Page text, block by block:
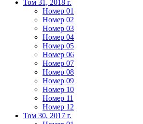
Том 31, 2018 г.
Номер 01
Номер 02
Номер 03
Номер 04
Номер 05
Номер 06
Номер 07
Номер 08
Номер 09
Номер 10
Номер 11
Номер 12
Том 30, 2017 г.